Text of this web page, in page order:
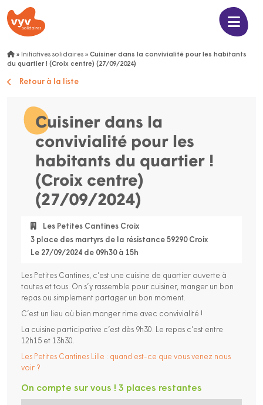
» Initiatives solidaires » Cuisiner dans la convivialité pour les habitants
du quartier ! (Croix centre) (27/09/2024)
Retour à la liste
Cuisiner dans la
convivialité pour les
habitants du quartier !
(Croix centre)
(27/09/2024)
Les Petites Cantines Croix
3 place des martyrs de la résistance 59290 Croix
Le 27/09/2024 de 09h30 à 15h
Les Petites Cantines, c’est une cuisine de quartier ouverte à
toutes et tous. On s’y rassemble pour cuisiner, manger un bon
repas ou simplement partager un bon moment.
C’est un lieu où bien manger rime avec convivialité !
La cuisine participative c’est dès 9h30. Le repas c’est entre
12h15 et 13h30.
Les Petites Cantines Lille : quand est-ce que vous venez nous
voir ?
On compte sur vous ! 3 places restantes